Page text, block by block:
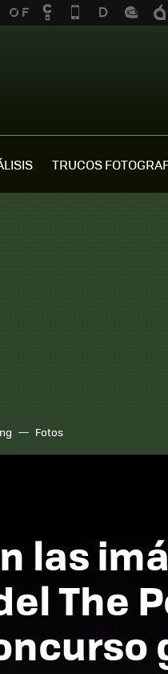
TRUCOS
Fotos
las
The